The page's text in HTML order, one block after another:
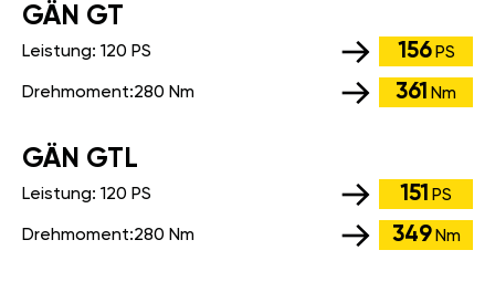
GÄN GT
Leistung: 120 PS 156 PS
Drehmoment:280 Nm 361 Nm
GÄN GTL
Leistung: 120 PS 151 PS
Drehmoment:280 Nm 349 Nm